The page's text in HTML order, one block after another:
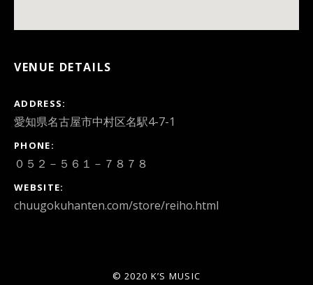
VENUE DETAILS
ADDRESS
PHONE
０５２－５６１－７８７８
WEBSITE
chuugokuhanten.com/store/reiho.html
© 2020 K’S MUSIC